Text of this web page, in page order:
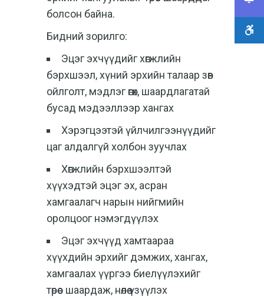
болсон байна.
Бидний зорилго:
Эцэг эхчүүдийг хөгжлийн
бэрхшээл, хүний эрхийн талаар зөв
ойлголт, мэдлэг өгөх, шаардлагатай
бусад мэдээллээр хангах
Хэрэгцээтэй үйлчилгээнүүдийг
цаг алдалгүй холбон зуучлах
Хөгжлийн бэрхшээлтэй
хүүхэдтэй эцэг эх, асран
хамгаалагч нарын нийгмийн
оролцоог нэмэгдүүлэх
Эцэг эхчүүд хамтаараа
хүүхдийн эрхийг дэмжих, хангах,
хамгаалах үүргээ биелүүлэхийг
төрөөс шаардаж, нөлөө үзүүлэх